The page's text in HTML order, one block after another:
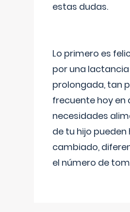
estas dudas.
Lo primero es
por una lactancia
prolongada, tan
frecuente hoy en
necesidades
de tu hijo pueden
cambiado,
el número de